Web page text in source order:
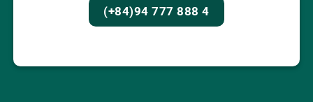
(+84)94 777 888 4